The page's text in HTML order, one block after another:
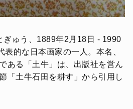
ぎゅう、1889年2月18日 - 1990
的な日本画家の一人。本名、
ある「土牛」は、出版社を営ん
「土牛石田を耕す」から引用し